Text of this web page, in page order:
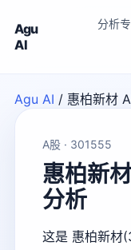
Agu
AI
分析
Agu AI / 惠柏新材
A股 · 301555
惠柏新
分析
这是 惠柏新材